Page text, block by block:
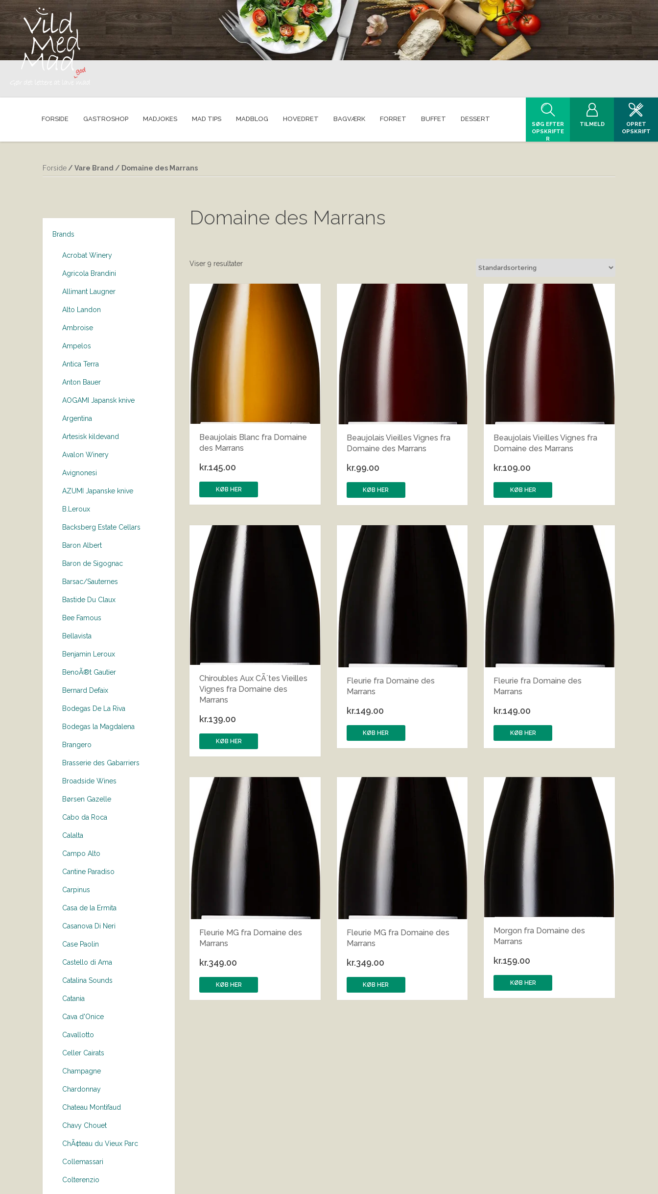
FORSIDE GASTROSHOP MADJOKES MAD TIPS MADBLOG HOVEDRET BAGVÆRK FORRET BUFFET DESSERT
SØG EFTER
OPSKRIFTE
R
TILMELD
OPRET
OPSKRIFT
Forside / Vare Brand / Domaine des Marrans
Brands
Acrobat Winery
Agricola Brandini
Allimant Laugner
Alto Landon
Ambroise
Ampelos
Antica Terra
Anton Bauer
AOGAMI Japansk knive
Argentina
Artesisk kildevand
Avalon Winery
Avignonesi
AZUMI Japanske knive
B.Leroux
Backsberg Estate Cellars
Baron Albert
Baron de Sigognac
Barsac/Sauternes
Bastide Du Claux
Bee Famous
Bellavista
Benjamin Leroux
BenoÃ®t Gautier
Bernard Defaix
Bodegas De La Riva
Bodegas la Magdalena
Brangero
Brasserie des Gabarriers
Broadside Wines
Børsen Gazelle
Cabo da Roca
Calalta
Campo Alto
Cantine Paradiso
Carpinus
Casa de la Ermita
Casanova Di Neri
Case Paolin
Castello di Ama
Catalina Sounds
Catania
Cava d'Onice
Cavallotto
Celler Cairats
Champagne
Chardonnay
Chateau Montifaud
Chavy Chouet
ChÃ¢teau du Vieux Parc
Collemassari
Colterenzio
Domaine des Marrans
Viser 9 resultater
Beaujolais Blanc fra Domaine
des Marrans
kr.145.00
KØB HER
Beaujolais Vieilles Vignes fra
Domaine des Marrans
kr.99.00
KØB HER
Beaujolais Vieilles Vignes fra
Domaine des Marrans
kr.109.00
KØB HER
Chiroubles Aux CÃ´tes Vieilles
Vignes fra Domaine des
Marrans
kr.139.00
KØB HER
Fleurie fra Domaine des
Marrans
kr.149.00
KØB HER
Fleurie fra Domaine des
Marrans
kr.149.00
KØB HER
Fleurie MG fra Domaine des
Marrans
kr.349.00
KØB HER
Fleurie MG fra Domaine des
Marrans
kr.349.00
KØB HER
Morgon fra Domaine des
Marrans
kr.159.00
KØB HER